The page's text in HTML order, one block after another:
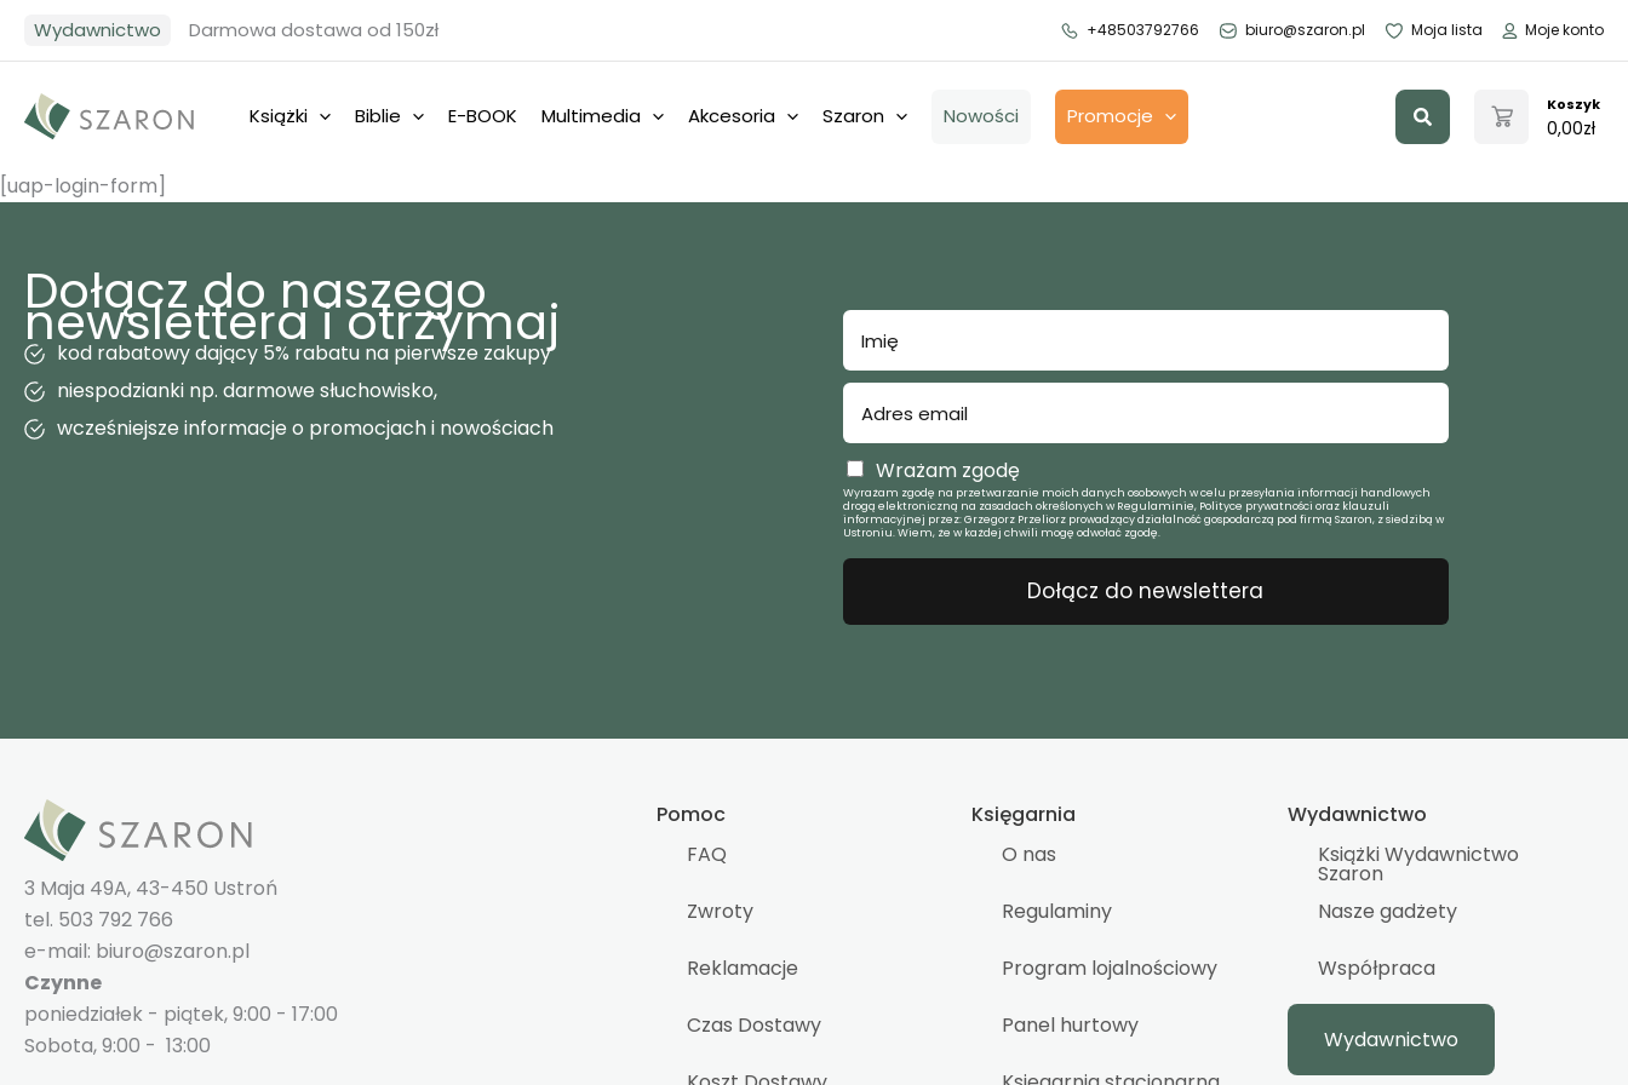
Wydawnictwo Darmowa dostawa od 150zł +48503792766 biuro@szaron.pl Moja lista Moje konto
Książki Biblie E-BOOK Multimedia Akcesoria Szaron Nowości Promocje Szukaj Koszyk
0,00zł
[uap-login-form]
Dołącz do naszego
newslettera i otrzymaj
kod rabatowy dający 5% rabatu na pierwsze zakupy
niespodzianki np. darmowe słuchowisko,
wcześniejsze informacje o promocjach i nowościach
Wrażam zgodę
Wyrażam zgodę na przetwarzanie moich danych osobowych w celu przesyłania informacji handlowych
drogą elektroniczną na zasadach określonych w Regulaminie, Polityce prywatności oraz klauzuli
informacyjnej przez: Grzegorz Przeliorz prowadzący działalność gospodarczą pod firmą Szaron, z siedzibą w
Ustroniu. Wiem, że w każdej chwili mogę odwołać zgodę.
Dołącz do newslettera
3 Maja 49A, 43-450 Ustroń
tel. 503 792 766
e-mail: biuro@szaron.pl
Czynne
poniedziałek - piątek, 9:00 - 17:00
Sobota, 9:00 - 13:00
Pomoc
FAQ
Zwroty
Reklamacje
Czas Dostawy
Księgarnia
O nas
Regulaminy
Program lojalnościowy
Panel hurtowy
Wydawnictwo
Książki Wydawnictwo
Szaron
Nasze gadżety
Współpraca
Wydawnictwo